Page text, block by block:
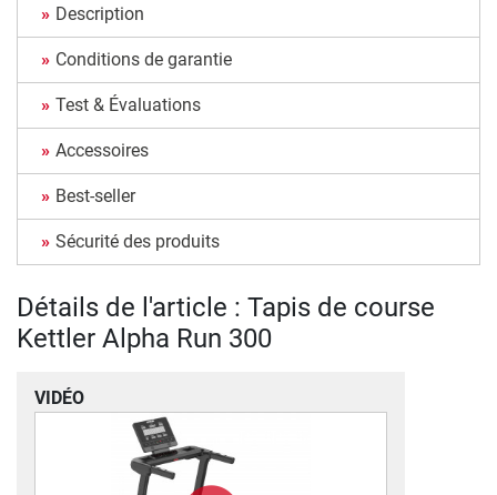
Description
Conditions de garantie
Test & Évaluations
Accessoires
Best-seller
Sécurité des produits
Détails de l'article : Tapis de course
Kettler Alpha Run 300
VIDÉO